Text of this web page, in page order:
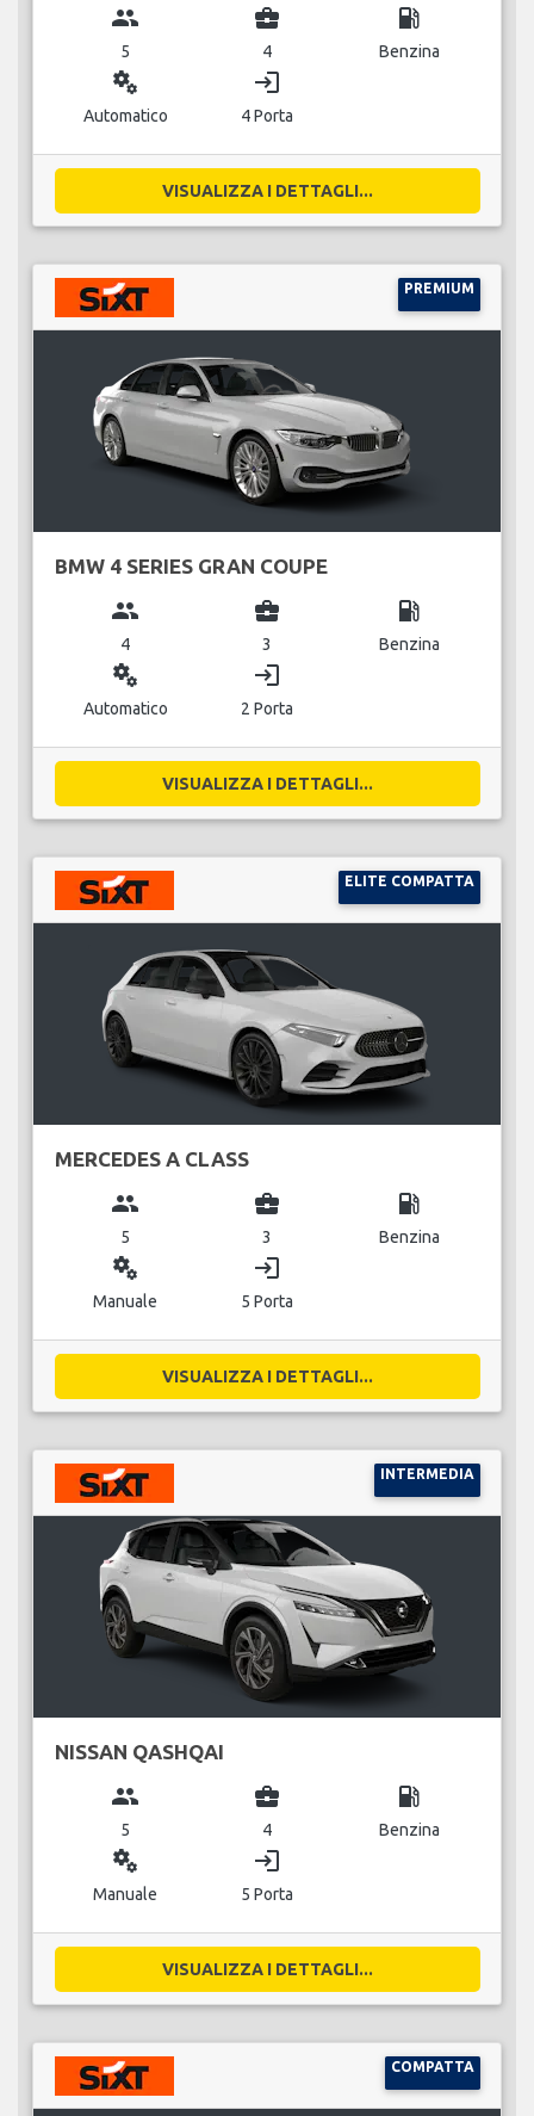
group
5
business_center
4
local_gas_station
Benzina
miscellaneous_services
Automatico
login
4 Porta
VISUALIZZA I DETTAGLI...
PREMIUM
BMW 4 SERIES GRAN COUPE
group
4
business_center
3
local_gas_station
Benzina
miscellaneous_services
Automatico
login
2 Porta
VISUALIZZA I DETTAGLI...
ELITE COMPATTA
MERCEDES A CLASS
group
5
business_center
3
local_gas_station
Benzina
miscellaneous_services
Manuale
login
5 Porta
VISUALIZZA I DETTAGLI...
INTERMEDIA
NISSAN QASHQAI
group
5
business_center
4
local_gas_station
Benzina
miscellaneous_services
Manuale
login
5 Porta
VISUALIZZA I DETTAGLI...
COMPATTA